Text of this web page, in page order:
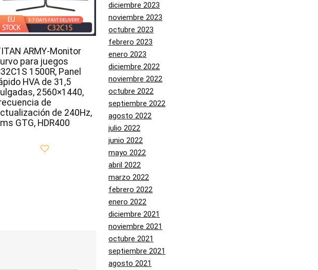
ARMY-Monitor
para juegos
1500R, Panel
HVA de 31,5
2560×1440,
de
de 240Hz,
GTG, HDR400
diciembre 2023
noviembre 2023
octubre 2023
febrero 2023
enero 2023
diciembre 2022
noviembre 2022
octubre 2022
septiembre 2022
agosto 2022
julio 2022
junio 2022
mayo 2022
abril 2022
marzo 2022
febrero 2022
enero 2022
diciembre 2021
noviembre 2021
octubre 2021
septiembre 2021
agosto 2021